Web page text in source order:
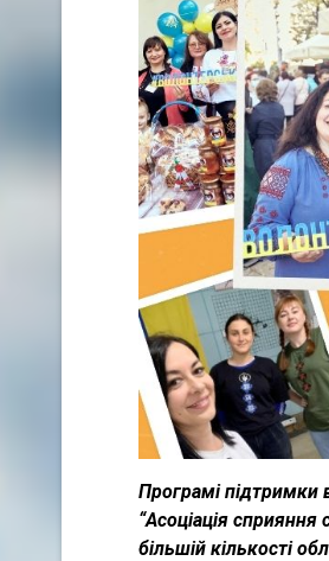
Програмі підтримки
“Асоціація
більшій кількості